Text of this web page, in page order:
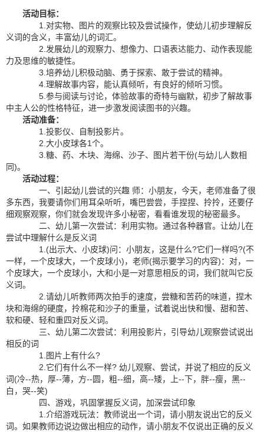
活动目标：
1.对实物、图片的观察比较及尝试操作，使幼儿初步理解反
义词的含义，丰富幼儿的词汇。
2.发展幼儿的观察力、想像力、口语表达能力、动作表现能
力及思维的敏捷性。
3.培养幼儿积极动脑、勇于探索、敢于尝试的精神。
4.理解故事内容，能认真倾听，有良好的倾听习惯。
5.参与阅读与讨论，体验故事的奇特与幽默，初步了解故事
中主人公的性格特征，进一步激发阅读图书的兴趣。
活动准备：
1.投影仪、自制投影片。
2.大小皮球各1个。
3.糖、药、木块、海绵、沙子、图片若干份(与幼儿人数相
同)。
活动过程：
一、引起幼儿尝试的兴趣 师：小朋友，今天，老师准备了很
多东西，我要请你们用耳朵听听，嘴巴尝尝，手捏捏、拎拎，还要仔
细观察观察，你们就会发现许多小秘密，看看谁发现的秘密最多。
二、幼儿第一次尝试：利用实物。通过各种器官。让幼儿在
尝试中理解什么是反义词
1.(出示大、小皮球)问：小朋友，这是什么?它们一样吗?(不
一样，一个皮球大，一个皮球小)，老师(揭示要学习的内容)：对，一
个皮球大，一个皮球小，大和小是一对意思相反的词，我们就叫它反
义词。
2.请幼儿听教师两次拍手的速度，尝糖和苦药的味道，捏木
块和海绵的硬度，拎棉花和沙子的重量，试着说出快和慢、甜和苦、
软和硬、轻和重四对反义词。
三、幼儿第二次尝试：利用投影片，引导幼儿观察尝试说出
相反的词
1.图片上有什么?
2.它们有什么不一样? 幼儿观察、尝试，并说了相应的反义
词(冷--热，厚--薄，方--圆，粗--细，高--矮，上--下，胖--瘦，黑--
白，哭--笑)
四、游戏，巩固掌握反义词，加深尝试印象
1.介绍游戏玩法：教师说出一个词，请小朋友说出它的反义
词。如果教师边说边做出相应的动作，请小朋友不仅说出正确的反义